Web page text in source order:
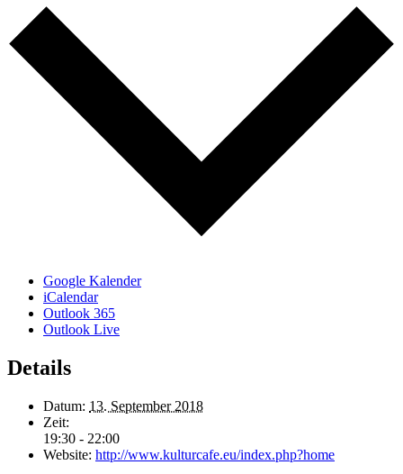
Google Kalender
iCalendar
Outlook 365
Outlook Live
Details
Datum: 13. September 2018
Zeit:
19:30 - 22:00
Website: http://www.kulturcafe.eu/index.php?home